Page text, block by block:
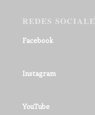
REDES
Facebook
Instagram
YouTube